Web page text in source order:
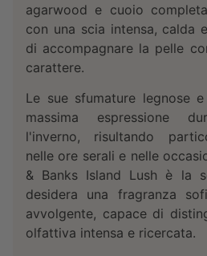
agarwood e cuoio
con una scia intensa, calda
di accompagnare la pelle
carattere.
Le sue sfumature legnose
massima espressione
l'inverno, risultando
nelle ore serali e nelle
& Banks Island Lush è la
desidera una fragranza
avvolgente, capace di
olfattiva intensa e ricercata.